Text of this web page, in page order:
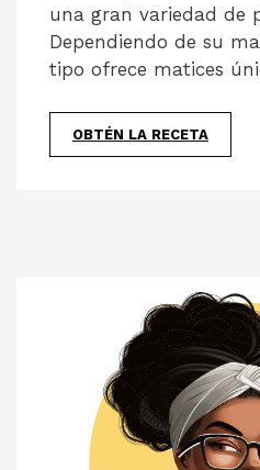
una gran variedad de
Dependiendo de su
tipo ofrece matices
OBTÉN LA RECETA